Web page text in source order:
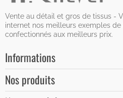
Vente au détail et gros de tissus -
internet nos meilleurs exemples
confectionnés aux meilleurs prix.
Informations
Nos produits